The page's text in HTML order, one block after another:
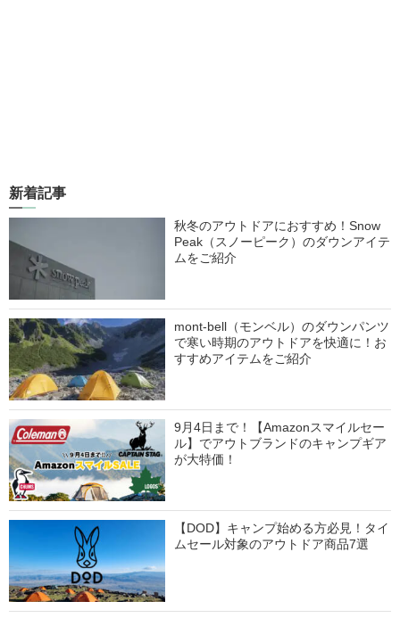
新着記事
秋冬のアウトドアにおすすめ！Snow
Peak（スノーピーク）のダウンアイテ
ムをご紹介
mont-bell（モンベル）のダウンパンツ
で寒い時期のアウトドアを快適に！お
すすめアイテムをご紹介
9月4日まで！【Amazonスマイルセー
ル】でアウトブランドのキャンプギア
が大特価！
【DOD】キャンプ始める方必見！タイ
ムセール対象のアウトドア商品7選